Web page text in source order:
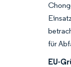
für
EU-